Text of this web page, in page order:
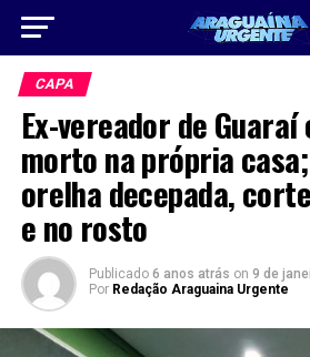
CAPA
Ex-vereador de
morto na própria
orelha decepada,
e no rosto
Publicado 6 anos atrás on 9 de
Por Redação Araguaina Urgente